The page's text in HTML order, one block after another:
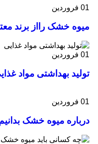
01 فروردین
میوه خشک رااز برند
01 فروردین
تولید بهداشتی مواد
01 فروردین
درباره میوه خشک بدانیم